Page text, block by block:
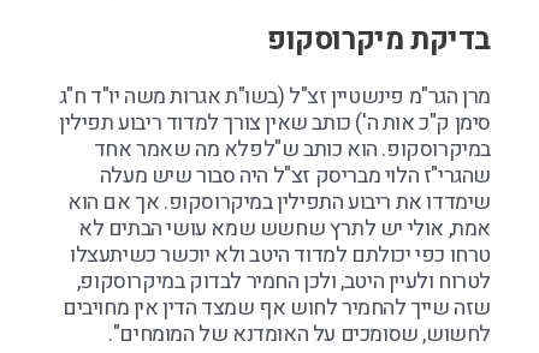
בדיקת מיקרוסקופ
מרן הגר"מ פינשטיין זצ"ל (בשו"ת אגרות משה יו"ד ח"ג
סימן ק"כ אות ה') כותב שאין צורך למדוד ריבוע תפילין
במיקרוסקופ. הוא כותב ש"לפלא מה שאמר אחד
שהגרי"ז הלוי מבריסק זצ"ל היה סבור שיש מעלה
שימדדו את ריבוע התפילין במיקרוסקופ. אך אם הוא
אמת, אולי יש לתרץ שחשש שמא עושי הבתים לא
טרחו כפי יכולתם למדוד היטב ולא יוכשר כשיתעצלו
לטרוח ולעיין היטב, ולכן החמיר לבדוק במיקרוסקופ,
שזה שייך להחמיר לחוש אף שמצד הדין אין מחויבים
לחשוש, שסומכים על האומדנא של המומחים".